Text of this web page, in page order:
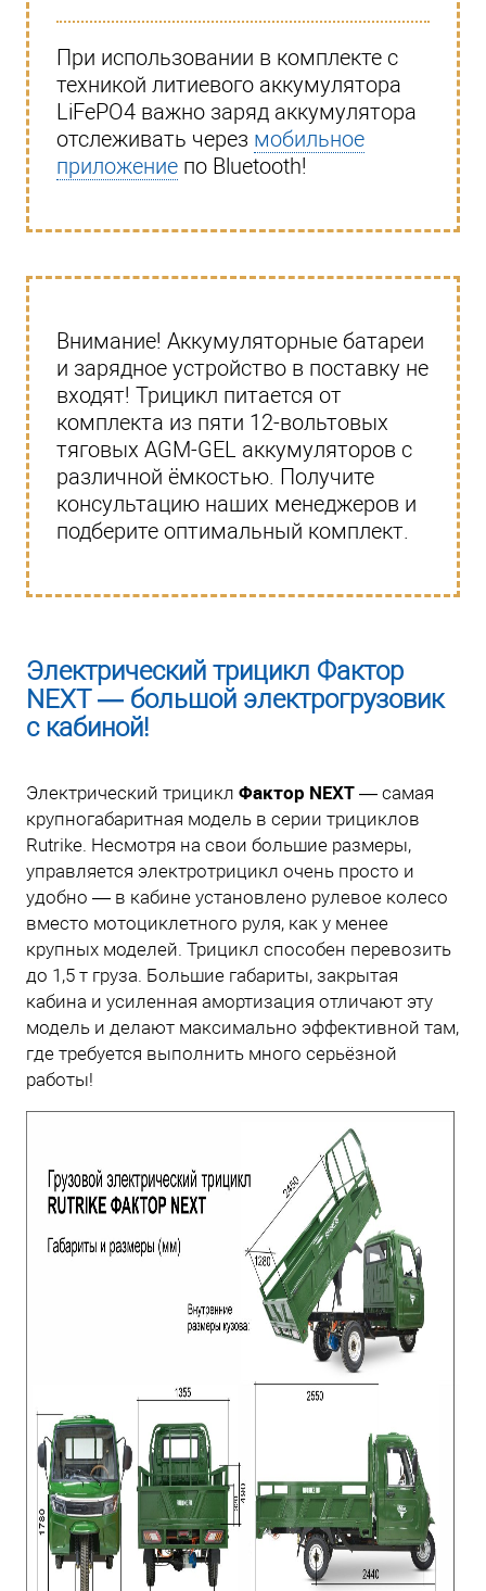
При использовании в комплекте с
техникой литиевого аккумулятора
LiFePO4 важно заряд аккумулятора
отслеживать через мобильное
приложение по Bluetooth!
Внимание! Аккумуляторные батареи
и зарядное устройство в поставку не
входят! Трицикл питается от
комплекта из пяти 12-вольтовых
тяговых AGM-GEL аккумуляторов с
различной ёмкостью. Получите
консультацию наших менеджеров и
подберите оптимальный комплект.
Электрический трицикл Фактор
NEXT — большой электрогрузовик
с кабиной!
Электрический трицикл Фактор NEXT — самая
крупногабаритная модель в серии трициклов
Rutrike. Несмотря на свои большие размеры,
управляется электротрицикл очень просто и
удобно — в кабине установлено рулевое колесо
вместо мотоциклетного руля, как у менее
крупных моделей. Трицикл способен перевозить
до 1,5 т груза. Большие габариты, закрытая
кабина и усиленная амортизация отличают эту
модель и делают максимально эффективной там,
где требуется выполнить много серьёзной
работы!